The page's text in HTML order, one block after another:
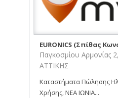
EURONICS (Σπίθας
Παγκοσμίου Αρμονίας
ΑΤΤΙΚΗΣ
Καταστήματα Πώλησης
Χρήσης, ΝΕΑ ΙΩΝΙΑ...